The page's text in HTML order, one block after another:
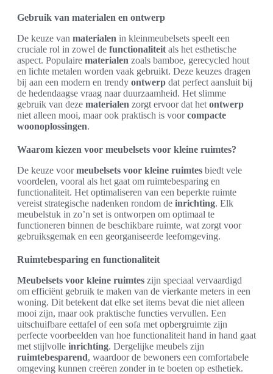
Gebruik van materialen en ontwerp
De keuze van materialen in kleinmeubelsets speelt een
cruciale rol in zowel de functionaliteit als het esthetische
aspect. Populaire materialen zoals bamboe, gerecycled hout
en lichte metalen worden vaak gebruikt. Deze keuzes dragen
bij aan een modern en trendy ontwerp dat perfect aansluit bij
de hedendaagse vraag naar duurzaamheid. Het slimme
gebruik van deze materialen zorgt ervoor dat het ontwerp
niet alleen mooi, maar ook praktisch is voorcompacte
woonoplossingen.
Waarom kiezen voor meubelsets voor kleine ruimtes?
De keuze voormeubelsets voor kleine ruimtes biedt vele
voordelen, vooral als het gaat om ruimtebesparing en
functionaliteit. Het optimaliseren van een beperkte ruimte
vereist strategische nadenken rondom de inrichting. Elk
meubelstuk in zo’n set is ontworpen om optimaal te
functioneren binnen de beschikbare ruimte, wat zorgt voor
gebruiksgemak en een georganiseerde leefomgeving.
Ruimtebesparing en functionaliteit
Meubelsets voor kleine ruimtes zijn speciaal vervaardigd
om efficiënt gebruik te maken van de vierkante meters in een
woning. Dit betekent dat elke set items bevat die niet alleen
mooi zijn, maar ook praktische functies vervullen. Een
uitschuifbare eettafel of een sofa met opbergruimte zijn
perfecte voorbeelden van hoe functionaliteit hand in hand gaat
met stijlvolle inrichting. Dergelijke meubels zijn
ruimtebesparend, waardoor de bewoners een comfortabele
omgeving kunnen creëren zonder in te boeten op esthetiek.